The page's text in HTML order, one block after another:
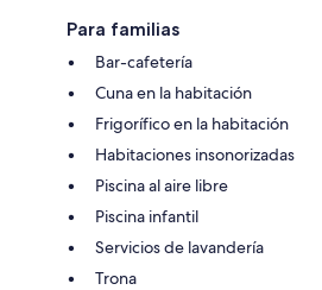
Para familias
Bar-cafetería
Cuna en la habitación
Frigorífico en la habitación
Habitaciones insonorizadas
Piscina al aire libre
Piscina infantil
Servicios de lavandería
Trona